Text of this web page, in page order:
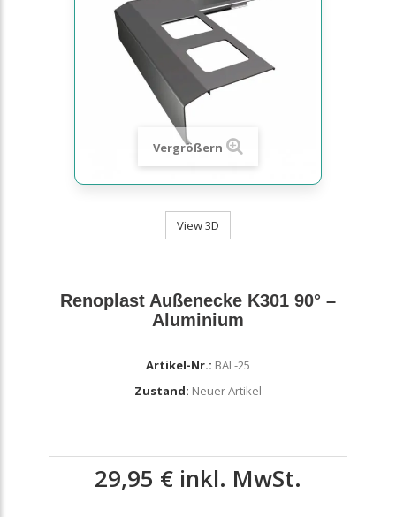
Vergrößern
View 3D
Renoplast Außenecke K301 90° –
Aluminium
Artikel-Nr.: BAL-25
Zustand: Neuer Artikel
29,95 € inkl. MwSt.